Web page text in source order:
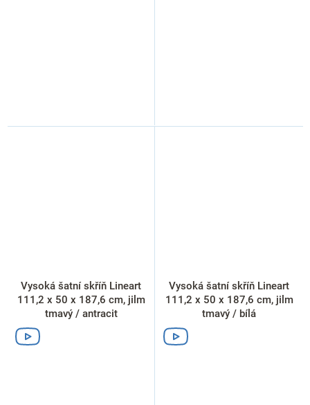
Vysoká šatní skříň Lineart
111,2 x 50 x 187,6 cm, jilm
tmavý / antracit
Vysoká šatní skříň Lineart
111,2 x 50 x 187,6 cm, jilm
tmavý / bílá